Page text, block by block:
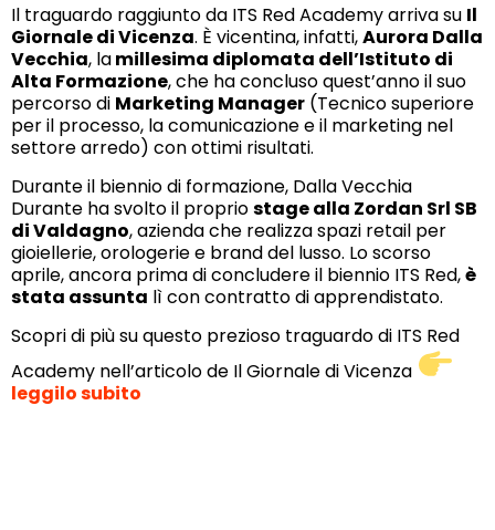
Il traguardo raggiunto da ITS Red Academy arriva su Il
Giornale di Vicenza. È vicentina, infatti,Aurora Dalla
Vecchia, lamillesima diplomata dell’Istituto di
Alta Formazione, che ha concluso quest’anno il suo
percorso di Marketing Manager (Tecnico superiore
per il processo, la comunicazione e il marketing nel
settore arredo) con ottimi risultati.
Durante il biennio di formazione, Dalla Vecchia
Durante ha svolto il propriostage alla Zordan Srl SB
di Valdagno, azienda che realizza spazi retail per
gioiellerie, orologerie e brand del lusso. Lo scorso
aprile, ancora prima di concludere il biennio ITS Red,è
stata assunta lì con contratto di apprendistato.
Scopri di più su questo prezioso traguardo di ITS Red
Academy nell’articolo de Il Giornale di Vicenza
leggilo subito